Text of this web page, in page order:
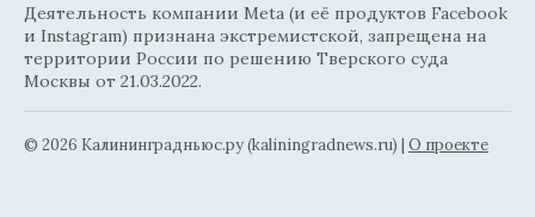
Деятельность компании Meta (и её продуктов Facebook
и Instagram) признана экстремистской, запрещена на
территории России по решению Тверского суда
Москвы от 21.03.2022.
© 2026 Калининградньюc.ру (kaliningradnews.ru) | О проекте